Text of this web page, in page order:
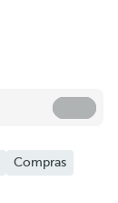
Compras